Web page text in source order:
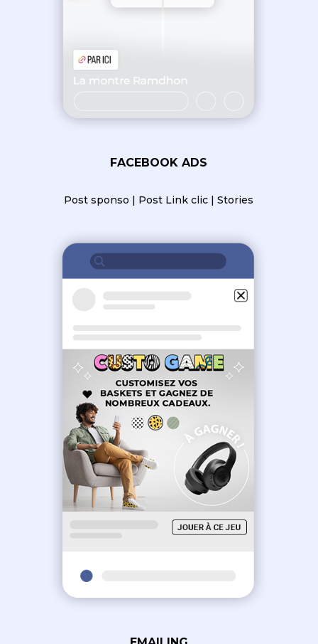
FACEBOOK ADS
Post sponso | Post Link clic | Stories